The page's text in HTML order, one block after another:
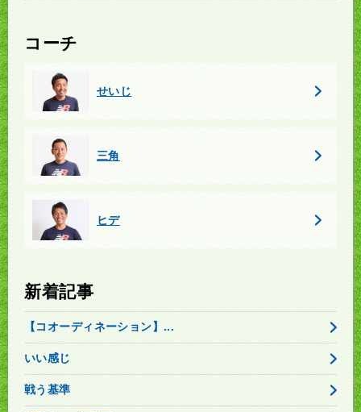
コーチ
せいじ
三角
ヒデ
新着記事
【コオーディネーション】...
いい感じ
戦う基準